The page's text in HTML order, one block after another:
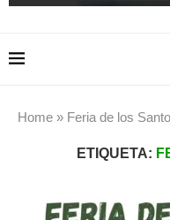
Home » Feria de los
ETIQUETA: